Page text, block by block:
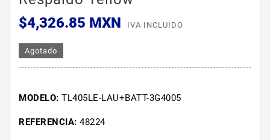
$4,326.85 MXN
IVA INCLUIDO
Agotado
MODELO: TL405LE-LAU+BATT-3G4005
REFERENCIA: 48224